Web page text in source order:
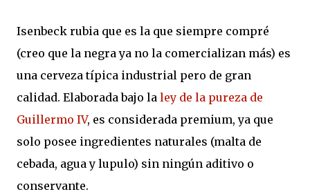
Isenbeck rubia que es la que siempre compré
(creo que la negra ya no la comercializan más) es
una cerveza típica industrial pero de gran
calidad. Elaborada bajo la ley de la pureza de
Guillermo IV, es considerada premium, ya que
solo posee ingredientes naturales (malta de
cebada, agua y lupulo) sin ningún aditivo o
conservante.